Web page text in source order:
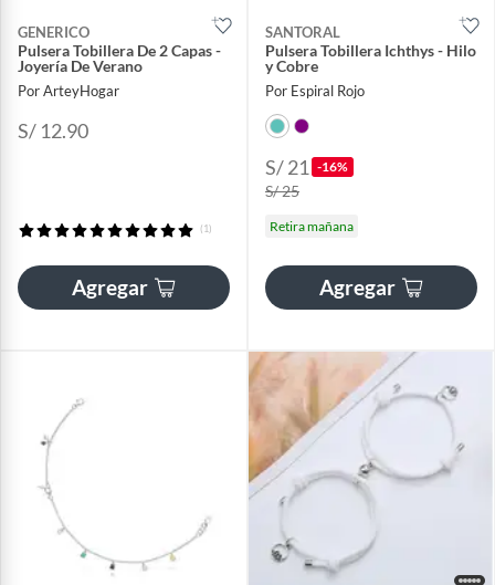
GENERICO
Pulsera Tobillera De 2 Capas -
Joyería De Verano
Por ArteyHogar
S/ 12.90
(1)
Agregar
SANTORAL
Pulsera Tobillera Ichthys - Hilo
y Cobre
Por Espiral Rojo
S/ 21 -16%
S/ 25
Retira mañana
Agregar